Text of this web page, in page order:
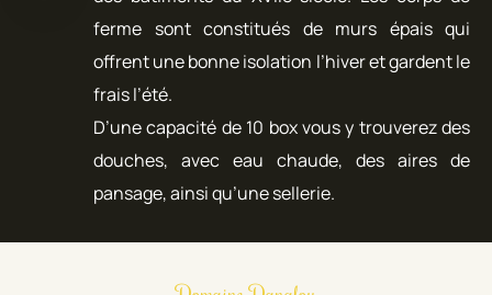
ferme sont constitués de murs épais qui
offrent une bonne isolation l’hiver et gardent le
frais l’été.
D’une capacité de 10 box vous y trouverez des
douches, avec eau chaude, des aires de
pansage, ainsi qu’une sellerie.